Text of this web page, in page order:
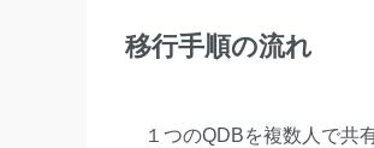
移行手順の流れ
１つのQDBを複数人で共